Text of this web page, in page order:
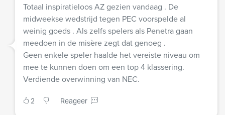
Totaal inspiratieloos AZ gezien vandaag . De
midweekse wedstrijd tegen PEC voorspelde al
weinig goeds . Als zelfs spelers als Penetra gaan
meedoen in de misère zegt dat genoeg .
Geen enkele speler haalde het vereiste niveau om
mee te kunnen doen om een top 4 klassering.
Verdiende overwinning van NEC.
2 Reageer